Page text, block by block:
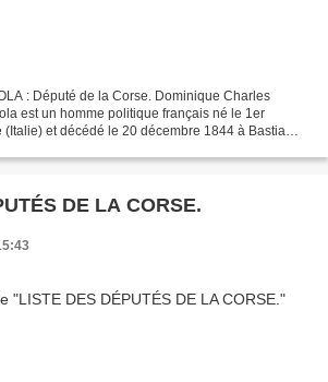
: Député de la Corse. Dominique Charles
est un homme politique français né le 1er
et décédé le 20 décembre 1844 à Bastia
DE LA CORSE.